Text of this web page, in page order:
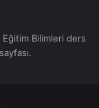
Eğitim Bilimleri ders